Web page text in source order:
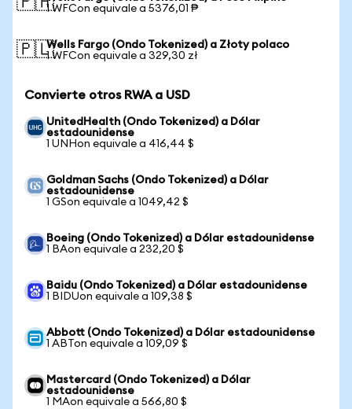
1 WFCon equivale a 5376,01 ₱
🇵🇱Wells Fargo (Ondo Tokenized) a Złoty polaco
1 WFCon equivale a 329,30 zł
Convierte otros RWA a USD
UnitedHealth (Ondo Tokenized) a Dólar
estadounidense
1 UNHon equivale a 416,44 $
Goldman Sachs (Ondo Tokenized) a Dólar
estadounidense
1 GSon equivale a 1049,42 $
Boeing (Ondo Tokenized) a Dólar estadounidense
1 BAon equivale a 232,20 $
Baidu (Ondo Tokenized) a Dólar estadounidense
1 BIDUon equivale a 109,38 $
Abbott (Ondo Tokenized) a Dólar estadounidense
1 ABTon equivale a 109,09 $
Mastercard (Ondo Tokenized) a Dólar
estadounidense
1 MAon equivale a 566,80 $